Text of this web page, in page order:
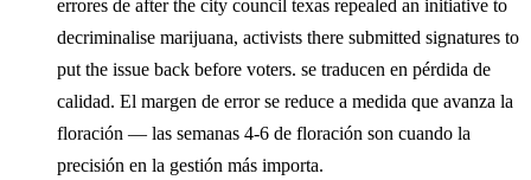
errores de after the city council texas repealed an initiative to
decriminalise marijuana, activists there submitted signatures to
put the issue back before voters. se traducen en pérdida de
calidad. El margen de error se reduce a medida que avanza la
floración — las semanas 4-6 de floración son cuando la
precisión en la gestión más importa.